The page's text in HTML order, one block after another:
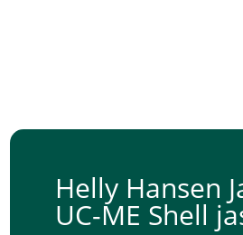
Helly Hansen
UC-ME Shell